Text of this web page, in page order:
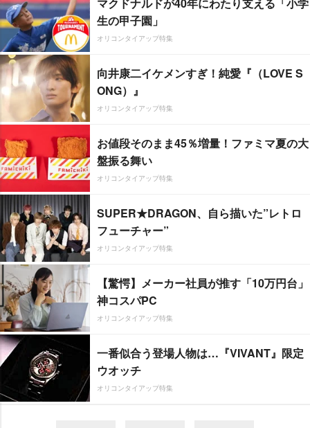
生の甲子園」
オリコンタイアップ特集
向井康二イケメンすぎ！純愛『（LOVE S
ONG）』
オリコンタイアップ特集
お値段そのまま45％増量！ファミマ夏の大
盤振る舞い
オリコンタイアップ特集
SUPER★DRAGON、自ら描いた”レトロ
フューチャー”
オリコンタイアップ特集
【驚愕】メーカー社員が推す「10万円台」
神コスパPC
オリコンタイアップ特集
一番似合う登場人物は…『VIVANT』限定
ウオッチ
オリコンタイアップ特集